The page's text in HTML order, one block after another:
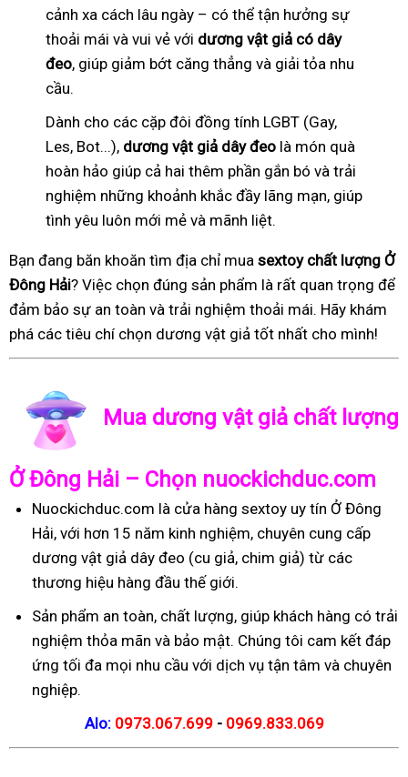
cảnh xa cách lâu ngày – có thể tận hưởng sự
thoải mái và vui vẻ với dương vật giả có dây
đeo, giúp giảm bớt căng thẳng và giải tỏa nhu
cầu.
Dành cho các cặp đôi đồng tính LGBT (Gay,
Les, Bot...), dương vật giả dây đeo là món quà
hoàn hảo giúp cả hai thêm phần gắn bó và trải
nghiệm những khoảnh khắc đầy lãng mạn, giúp
tình yêu luôn mới mẻ và mãnh liệt.
Bạn đang băn khoăn tìm địa chỉ mua sextoy chất lượng Ở
Đông Hải? Việc chọn đúng sản phẩm là rất quan trọng để
đảm bảo sự an toàn và trải nghiệm thoải mái. Hãy khám
phá các tiêu chí chọn dương vật giả tốt nhất cho mình!
Mua dương vật giả chất lượng
Ở Đông Hải – Chọn nuockichduc.com
Nuockichduc.com là cửa hàng sextoy uy tín Ở Đông
Hải, với hơn 15 năm kinh nghiệm, chuyên cung cấp
dương vật giả dây đeo (cu giả, chim giả) từ các
thương hiệu hàng đầu thế giới.
Sản phẩm an toàn, chất lượng, giúp khách hàng có trải
nghiệm thỏa mãn và bảo mật. Chúng tôi cam kết đáp
ứng tối đa mọi nhu cầu với dịch vụ tận tâm và chuyên
nghiệp.
Alo:0973.067.699 - 0969.833.069